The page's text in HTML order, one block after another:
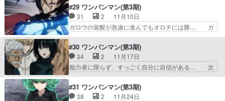
いサイタマそれに今さら気… ガロウの戦闘良かっ
たのでもうちょっと闘っ… 前回ラストからの進化
の家の面々。今となっ…
の鍋に対して人多くね？みんな結局食っ… ガロウ
もう主人公じゃん。がっつりバトル始… ジェノス
＝不信な点があるから除外シルバー… キャラ立っ
てるから鍋囲むだけのシーンが滅… サブタイどお
なジェノスやシルバーファン… 変わるガロウの
体…。w奪い合うすき焼きの… ・S級ヒーローが
見参する話。・ガロウの回…
#29 ワンパンマン(第3期)
31 2
11月10日
ガロウの覚醒が急速に進んでもオロチには勝… ガ
ロウが主人公じゃん。人間らしさは捨てき… ガロ
ウ、連戦しすぎでもはや怪人の強さがよ… ガロウ
が死の淵から蘇って、どんどん強くな… オロチ戦
は流石に勝敗が見えすぎてたわ。ガ… ガロウが幹
部と怪人の王と対決する回。かな… 臨死体験の度
張って動かしてましたが、こ… w竜レベルながに
育ちすぎたポチてw。つい… ガロウのセルフ強さ
#30 ワンパンマン(第3期)
34 2
11月17日
能力者に限らず、すっごく自分に自信がある… 次
週いよいよヒーローと激突ですか。ここま… アマ
イマスクめんどくさいなwキング顔芸と… 展開も
良くなってきたのは確かだけど…コレ… キングの
#31 ワンパンマン(第3期)
38 2
11月24日